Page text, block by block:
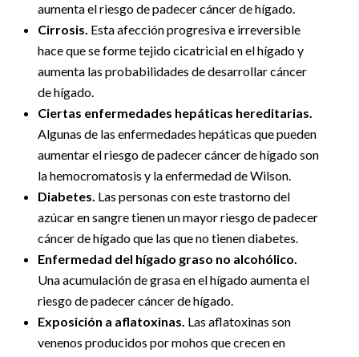
aumenta el riesgo de padecer cáncer de hígado.
Cirrosis. Esta afección progresiva e irreversible
hace que se forme tejido cicatricial en el hígado y
aumenta las probabilidades de desarrollar cáncer
de hígado.
Ciertas enfermedades hepáticas hereditarias.
Algunas de las enfermedades hepáticas que pueden
aumentar el riesgo de padecer cáncer de hígado son
la hemocromatosis y la enfermedad de Wilson.
Diabetes. Las personas con este trastorno del
azúcar en sangre tienen un mayor riesgo de padecer
cáncer de hígado que las que no tienen diabetes.
Enfermedad del hígado graso no alcohólico.
Una acumulación de grasa en el hígado aumenta el
riesgo de padecer cáncer de hígado.
Exposición a aflatoxinas. Las aflatoxinas son
venenos producidos por mohos que crecen en